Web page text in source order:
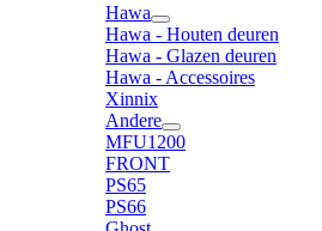
Hawa
Hawa - Houten deuren
Hawa - Glazen deuren
Hawa - Accessoires
Xinnix
Andere
MFU1200
FRONT
PS65
PS66